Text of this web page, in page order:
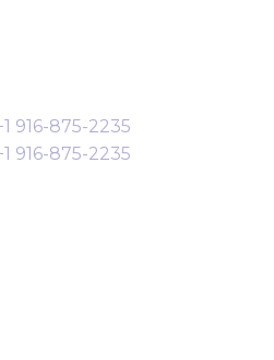
916-875-2235
916-875-2235